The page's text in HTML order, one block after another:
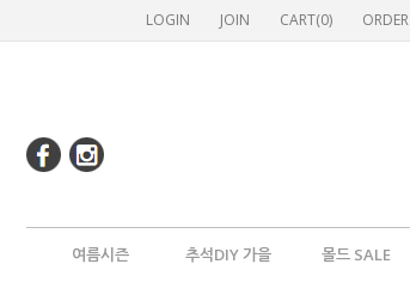
LOGIN JOIN CART(0) ORDER
여름시즌 추석DIY 가을 몰드 SALE